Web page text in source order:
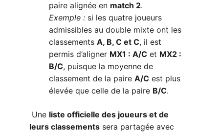
paire alignée en match 2.
Exemple : si les quatre joueurs
admissibles au double mixte ont les
classements A, B, C et C, il est
permis d’aligner MX1 : A/C et MX2 :
B/C, puisque la moyenne de
classement de la paire A/C est plus
élevée que celle de la paire B/C.
Une liste officielle des joueurs et de
leurs classements sera partagée avec